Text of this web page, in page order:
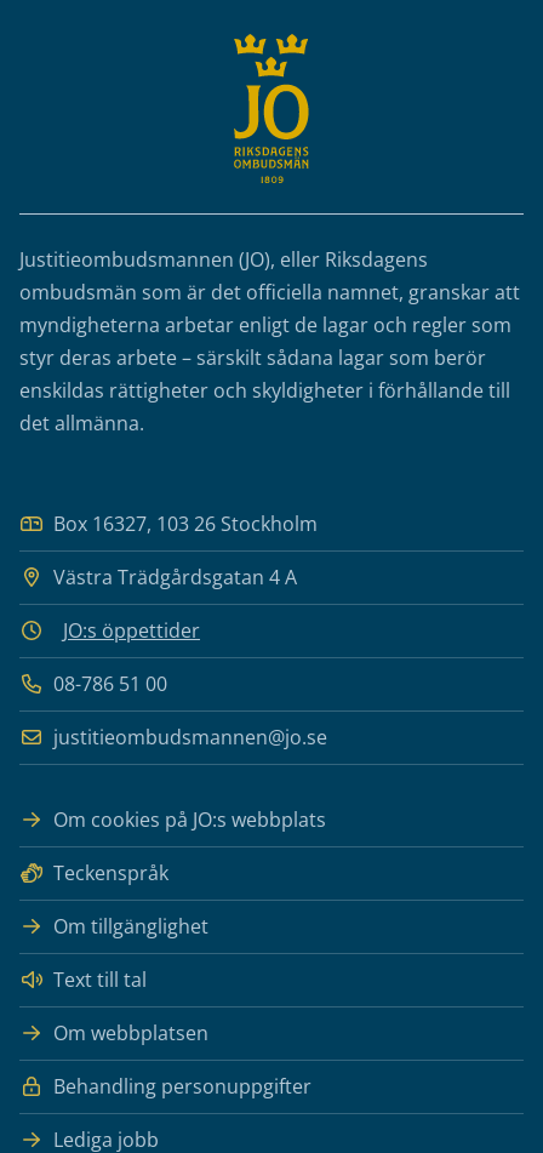
Justitieombudsmannen (JO), eller Riksdagens
ombudsmän som är det officiella namnet, granskar att
myndigheterna arbetar enligt de lagar och regler som
styr deras arbete – särskilt sådana lagar som berör
enskildas rättigheter och skyldigheter i förhållande till
det allmänna.
Box 16327, 103 26 Stockholm
Västra Trädgårdsgatan 4 A
JO:s öppettider
08-786 51 00
justitieombudsmannen@jo.se
Om cookies på JO:s webbplats
Teckenspråk
Om tillgänglighet
Text till tal
Om webbplatsen
Behandling personuppgifter
Lediga jobb